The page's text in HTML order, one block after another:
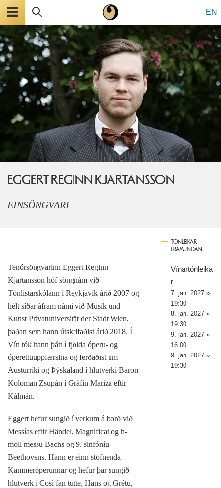
EN
EGGERT REGINN KJARTANSSON
EINSÖNGVARI
Tenórsöngvarinn Eggert Reginn
Kjartansson hóf söngnám við
Tónlistarskólann í Reykjavík árið 2007 og
hélt síðar áfram námi við Musik und
Kunst Privatuniversität der Stadt Wien,
þaðan sem hann útskrifaðist árið 2018. Í
Vín tók hann þátt í fjölda óperu- og
óperettuuppfærslna og ferðaðist um
Austurríki og Þýskaland í hlutverki Baron
Koloman Zsupán í Gräfin Mariza eftir
Kálmán.
Eggert hefur sungið í verkum á borð við
Messías eftir Händel, Magnificat og h-
moll messu Bachs og 9. sinfóníu
Beethovens. Hann er einn stofnenda
Kammeróperunnar og hefur þar sungið
hlutverk í Così fan tutte, Hans og Grétu,
TÓNLEIKAR
FRAMUNDAN
Vínartónleika
r
7. jan. 2027 »
19:30
8. jan. 2027 »
19:30
9. jan. 2027 »
16:00
9. jan. 2027 »
19:30